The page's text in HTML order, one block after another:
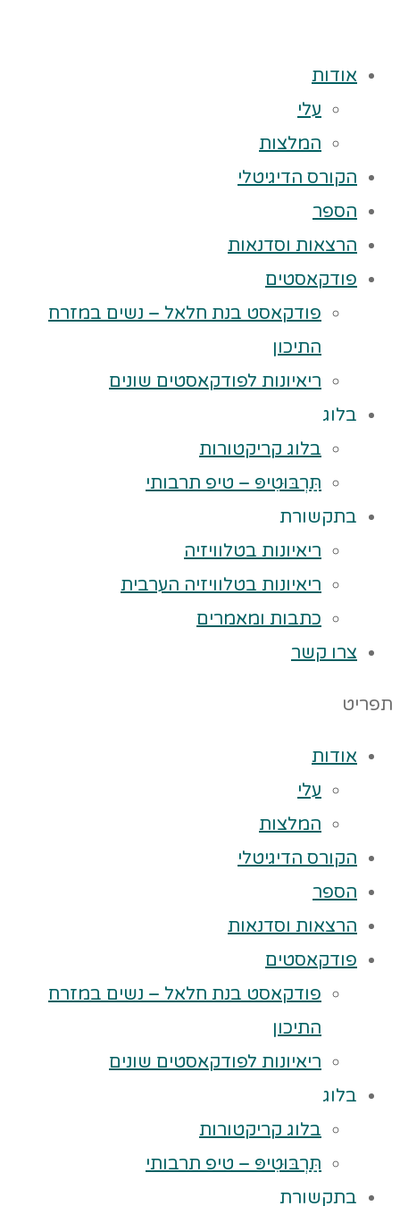
אודות
עלי
המלצות
הקורס הדיגיטלי
הספר
הרצאות וסדנאות
פודקאסטים
פודקאסט בנת חלאל – נשים במזרח
התיכון
ריאיונות לפודקאסטים שונים
בלוג
בלוג קריקטורות
תַּרְבּוּטִיפּ – טיפ תרבותי
בתקשורת
ריאיונות בטלוויזיה
ריאיונות בטלוויזיה הערבית
כתבות ומאמרים
צרו קשר
תפריט
אודות
עלי
המלצות
הקורס הדיגיטלי
הספר
הרצאות וסדנאות
פודקאסטים
פודקאסט בנת חלאל – נשים במזרח
התיכון
ריאיונות לפודקאסטים שונים
בלוג
בלוג קריקטורות
תַּרְבּוּטִיפּ – טיפ תרבותי
בתקשורת